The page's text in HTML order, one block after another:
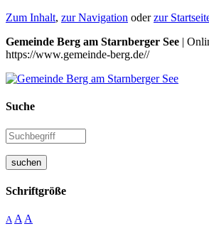
Zum Inhalt, zur Navigation oderzur
Gemeinde Berg am Starnberger See |
https://www.gemeinde-berg.de//
Suche
suchen
Schriftgröße
A A A